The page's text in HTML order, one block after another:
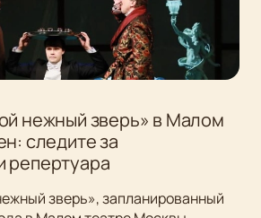
нежный зверь» в Малом
следите за
репертуара
зверь», запланированный